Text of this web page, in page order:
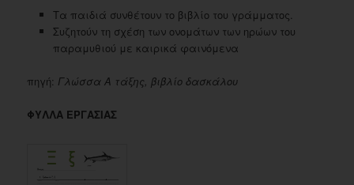
Τα παιδιά συνθέτουν το βιβλίο του γράμματος.
Συζητούν τη σχέση των ονομάτων των ηρώων του
παραμυθιού με καιρικά φαινόμενα
πηγή: Γλώσσα Α τάξης, βιβλίο δασκάλου
ΦΥΛΛΑ ΕΡΓΑΣΙΑΣ